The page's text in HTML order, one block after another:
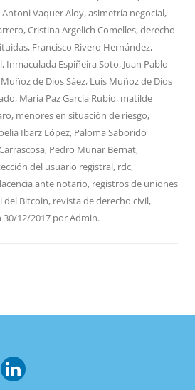
Antoni Vaquer Aloy,asimetría negocial,
,Cristina Argelich Comelles,derecho
, Francisco Rivero Hernández,
, Inmaculada Espiñeira Soto, Juan Pablo
de Dios Sáez, Luis Muñoz de Dios
, María Paz García Rubio, matilde
, menores en situación de riesgo,
Ibarz López, Paloma Saborido
, Pedro Munar Bernat,
del usuario registral, rdc,
ante notario, registros de uniones
del Bitcoin, revista de derecho civil,
30/12/2017 porAdmin.